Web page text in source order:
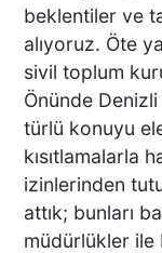
beklentiler ve
alıyoruz. Öte
sivil toplum
Önünde
türlü konuyu
kısıtlamalarla
izinlerinden
attık; bunları
müdürlükler ile